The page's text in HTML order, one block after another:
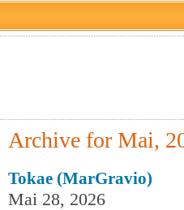
Archive for Mai,
Tokae (MarGravio)
Mai 28, 2026